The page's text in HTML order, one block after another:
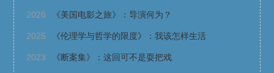
2026 《美国电影之旅》：导演何为？
2025 《伦理学与哲学的限度》：我该怎样生活
2023 《断案集》：这回可不是耍把戏